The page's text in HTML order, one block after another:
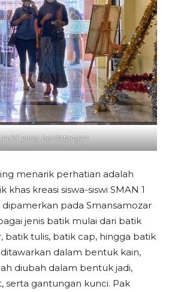
yang berdatangan
menarik perhatian adalah
kreasi siswa-siswi SMAN 1
pada Smansamozar
jenis batik mulai dari batik
batik tulis, batik cap, hingga batik
dalam bentuk kain,
diubah dalam bentuk jadi,
serta gantungan kunci. Pak